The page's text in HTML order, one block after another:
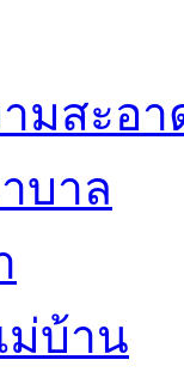
มสะอา
บาล
ม่บ้าน